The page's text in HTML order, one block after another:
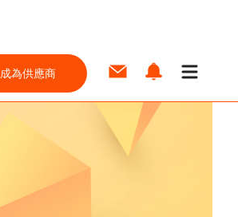
成為供應商